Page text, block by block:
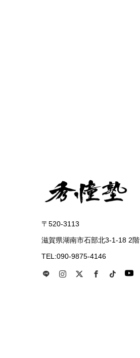
〒520-3113
滋賀県湖南市石部北3-1-18 2階
TEL:090-9875-4146